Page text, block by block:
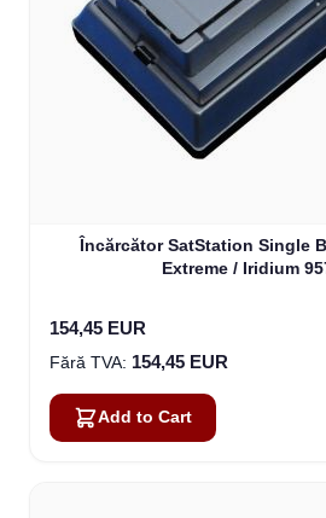
Încărcător SatStation Single
Extreme / Iridium
154,45 EUR
154,45 EUR
Add to Cart